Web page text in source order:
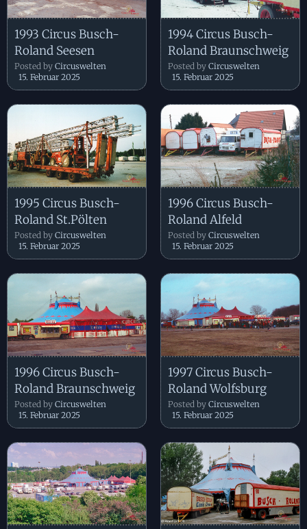
1993 Circus Busch-
Roland Seesen
Posted by Circuswelten
15. Februar 2025
1994 Circus Busch-
Roland Braunschweig
Posted by Circuswelten
15. Februar 2025
1995 Circus Busch-
Roland St.Pölten
Posted by Circuswelten
15. Februar 2025
1996 Circus Busch-
Roland Alfeld
Posted by Circuswelten
15. Februar 2025
1996 Circus Busch-
Roland Braunschweig
Posted by Circuswelten
15. Februar 2025
1997 Circus Busch-
Roland Wolfsburg
Posted by Circuswelten
15. Februar 2025